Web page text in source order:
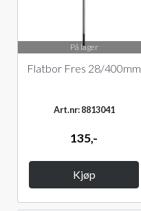
På lager
Flatbor Fres 28/400mm
Art.nr: 8813041
135,-
Kjøp